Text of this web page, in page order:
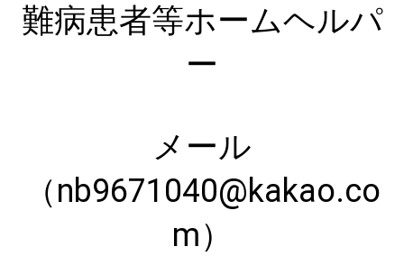
難病患者等ホームヘルパ
ー
メール
（nb9671040@kakao.co
m）